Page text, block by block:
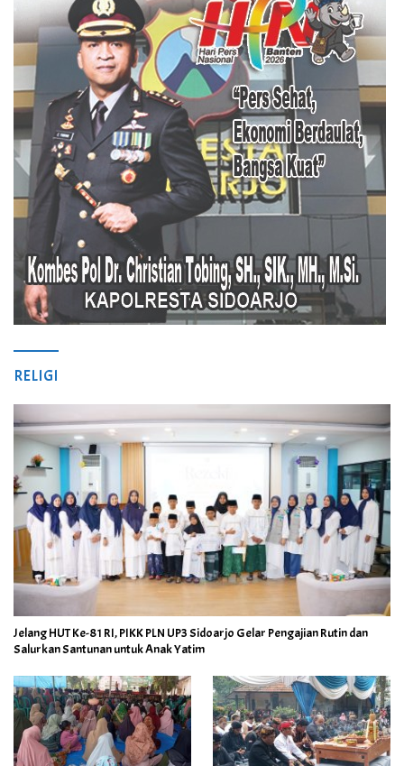
RELIGI
Jelang HUT Ke-81 RI, PIKK PLN UP3 Sidoarjo Gelar Pengajian Rutin dan
Salurkan Santunan untuk Anak Yatim